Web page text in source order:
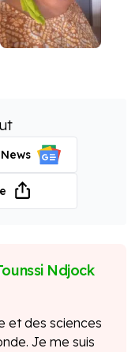
Ndjock
et des sciences
Je me suis